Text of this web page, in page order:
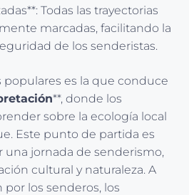
Todas las trayectorias
marcadas, facilitando la
de los senderistas.
populares es la que conduce
**, donde los
sobre la ecología local
Este punto de partida es
una jornada de senderismo,
cultural y naturaleza. A
los senderos, los